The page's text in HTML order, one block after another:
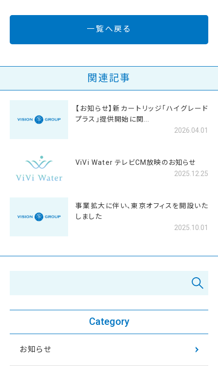
一覧へ戻る
関連記事
【お知らせ】新カートリッジ「ハイグレード
プラス」提供開始に関...
2026.04.01
ViVi Water テレビCM放映のお知らせ
2025.12.25
事業拡大に伴い、東京オフィスを開設いた
しました
2025.10.01
Category
お知らせ